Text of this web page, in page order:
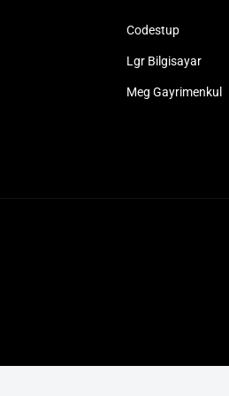
Codestup
Lgr Bilgisayar
Meg Gayrimenkul